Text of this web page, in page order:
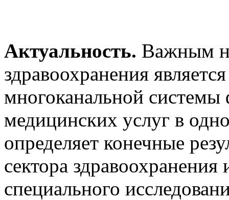
Актуальность. Важным
здравоохранения
многоканальной
медицинских услуг в
определяет конечные
сектора здравоохранения
специального